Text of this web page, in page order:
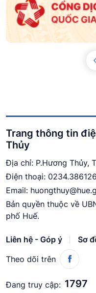
Trang thông tin
Thủy
Địa chỉ: P.Hương Thủy,
Điện thoại:
Email:
Bản quyền thuộc về
phố Huế.
Liên hệ - Góp ý
Sơ
Theo dõi trên
Đang truy cập: 1797